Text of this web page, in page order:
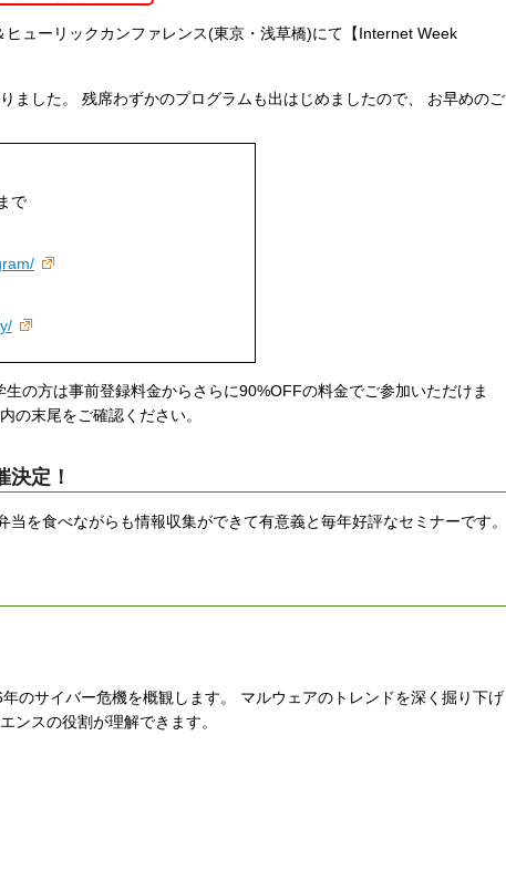
ューリックカンファレンス(東京・浅草橋)にて【Internet Week
ました。 残席わずかのプログラムも出はじめましたので、 お早めのご
で
の方は事前登録料金からさらに90%OFFの料金でご参加いただけま
の末尾をご確認ください。
定！
を食べながらも情報収集ができて有意義と毎年好評なセミナーです。
のサイバー危機を概観します。 マルウェアのトレンドを深く掘り下げ
ンスの役割が理解できます。